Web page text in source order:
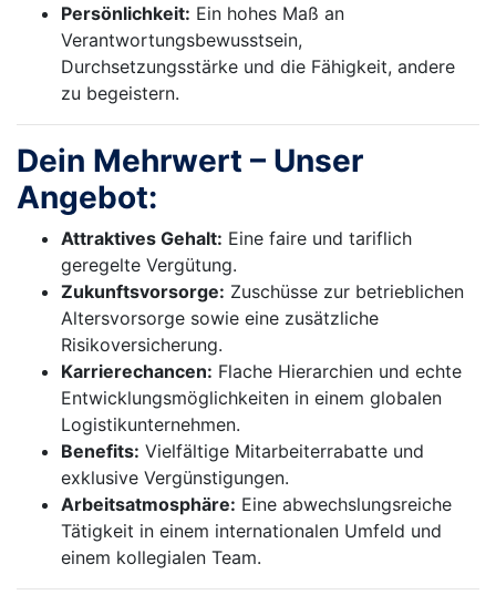
Persönlichkeit: Ein hohes Maß an
Verantwortungsbewusstsein,
Durchsetzungsstärke und die Fähigkeit, andere
zu begeistern.
Dein Mehrwert – Unser
Angebot:
Attraktives Gehalt: Eine faire und tariflich
geregelte Vergütung.
Zukunftsvorsorge: Zuschüsse zur betrieblichen
Altersvorsorge sowie eine zusätzliche
Risikoversicherung.
Karrierechancen: Flache Hierarchien und echte
Entwicklungsmöglichkeiten in einem globalen
Logistikunternehmen.
Benefits: Vielfältige Mitarbeiterrabatte und
exklusive Vergünstigungen.
Arbeitsatmosphäre: Eine abwechslungsreiche
Tätigkeit in einem internationalen Umfeld und
einem kollegialen Team.